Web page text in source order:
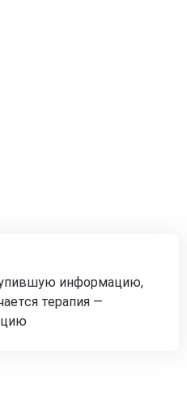
информацию,
терапия —